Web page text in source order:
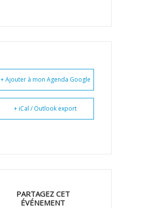
+ Ajouter à mon Agenda Google
+ iCal / Outlook export
PARTAGEZ CET
ÉVÉNEMENT